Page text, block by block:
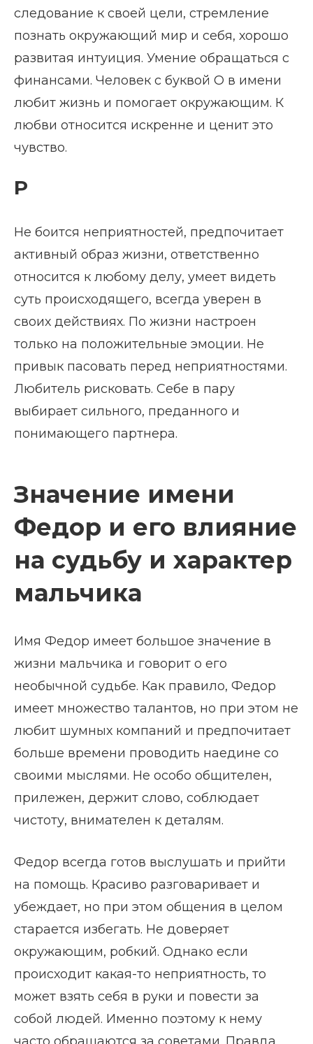
следование к своей цели, стремление
познать окружающий мир и себя, хорошо
развитая интуиция. Умение обращаться с
финансами. Человек с буквой О в имени
любит жизнь и помогает окружающим. К
любви относится искренне и ценит это
чувство.
Р
Не боится неприятностей, предпочитает
активный образ жизни, ответственно
относится к любому делу, умеет видеть
суть происходящего, всегда уверен в
своих действиях. По жизни настроен
только на положительные эмоции. Не
привык пасовать перед неприятностями.
Любитель рисковать. Себе в пару
выбирает сильного, преданного и
понимающего партнера.
Значение имени
Федор и его влияние
на судьбу и характер
мальчика
Имя Федор имеет большое значение в
жизни мальчика и говорит о его
необычной судьбе. Как правило, Федор
имеет множество талантов, но при этом не
любит шумных компаний и предпочитает
больше времени проводить наедине со
своими мыслями. Не особо общителен,
прилежен, держит слово, соблюдает
чистоту, внимателен к деталям.
Федор всегда готов выслушать и прийти
на помощь. Красиво разговаривает и
убеждает, но при этом общения в целом
старается избегать. Не доверяет
окружающим, робкий. Однако если
происходит какая-то неприятность, то
может взять себя в руки и повести за
собой людей. Именно поэтому к нему